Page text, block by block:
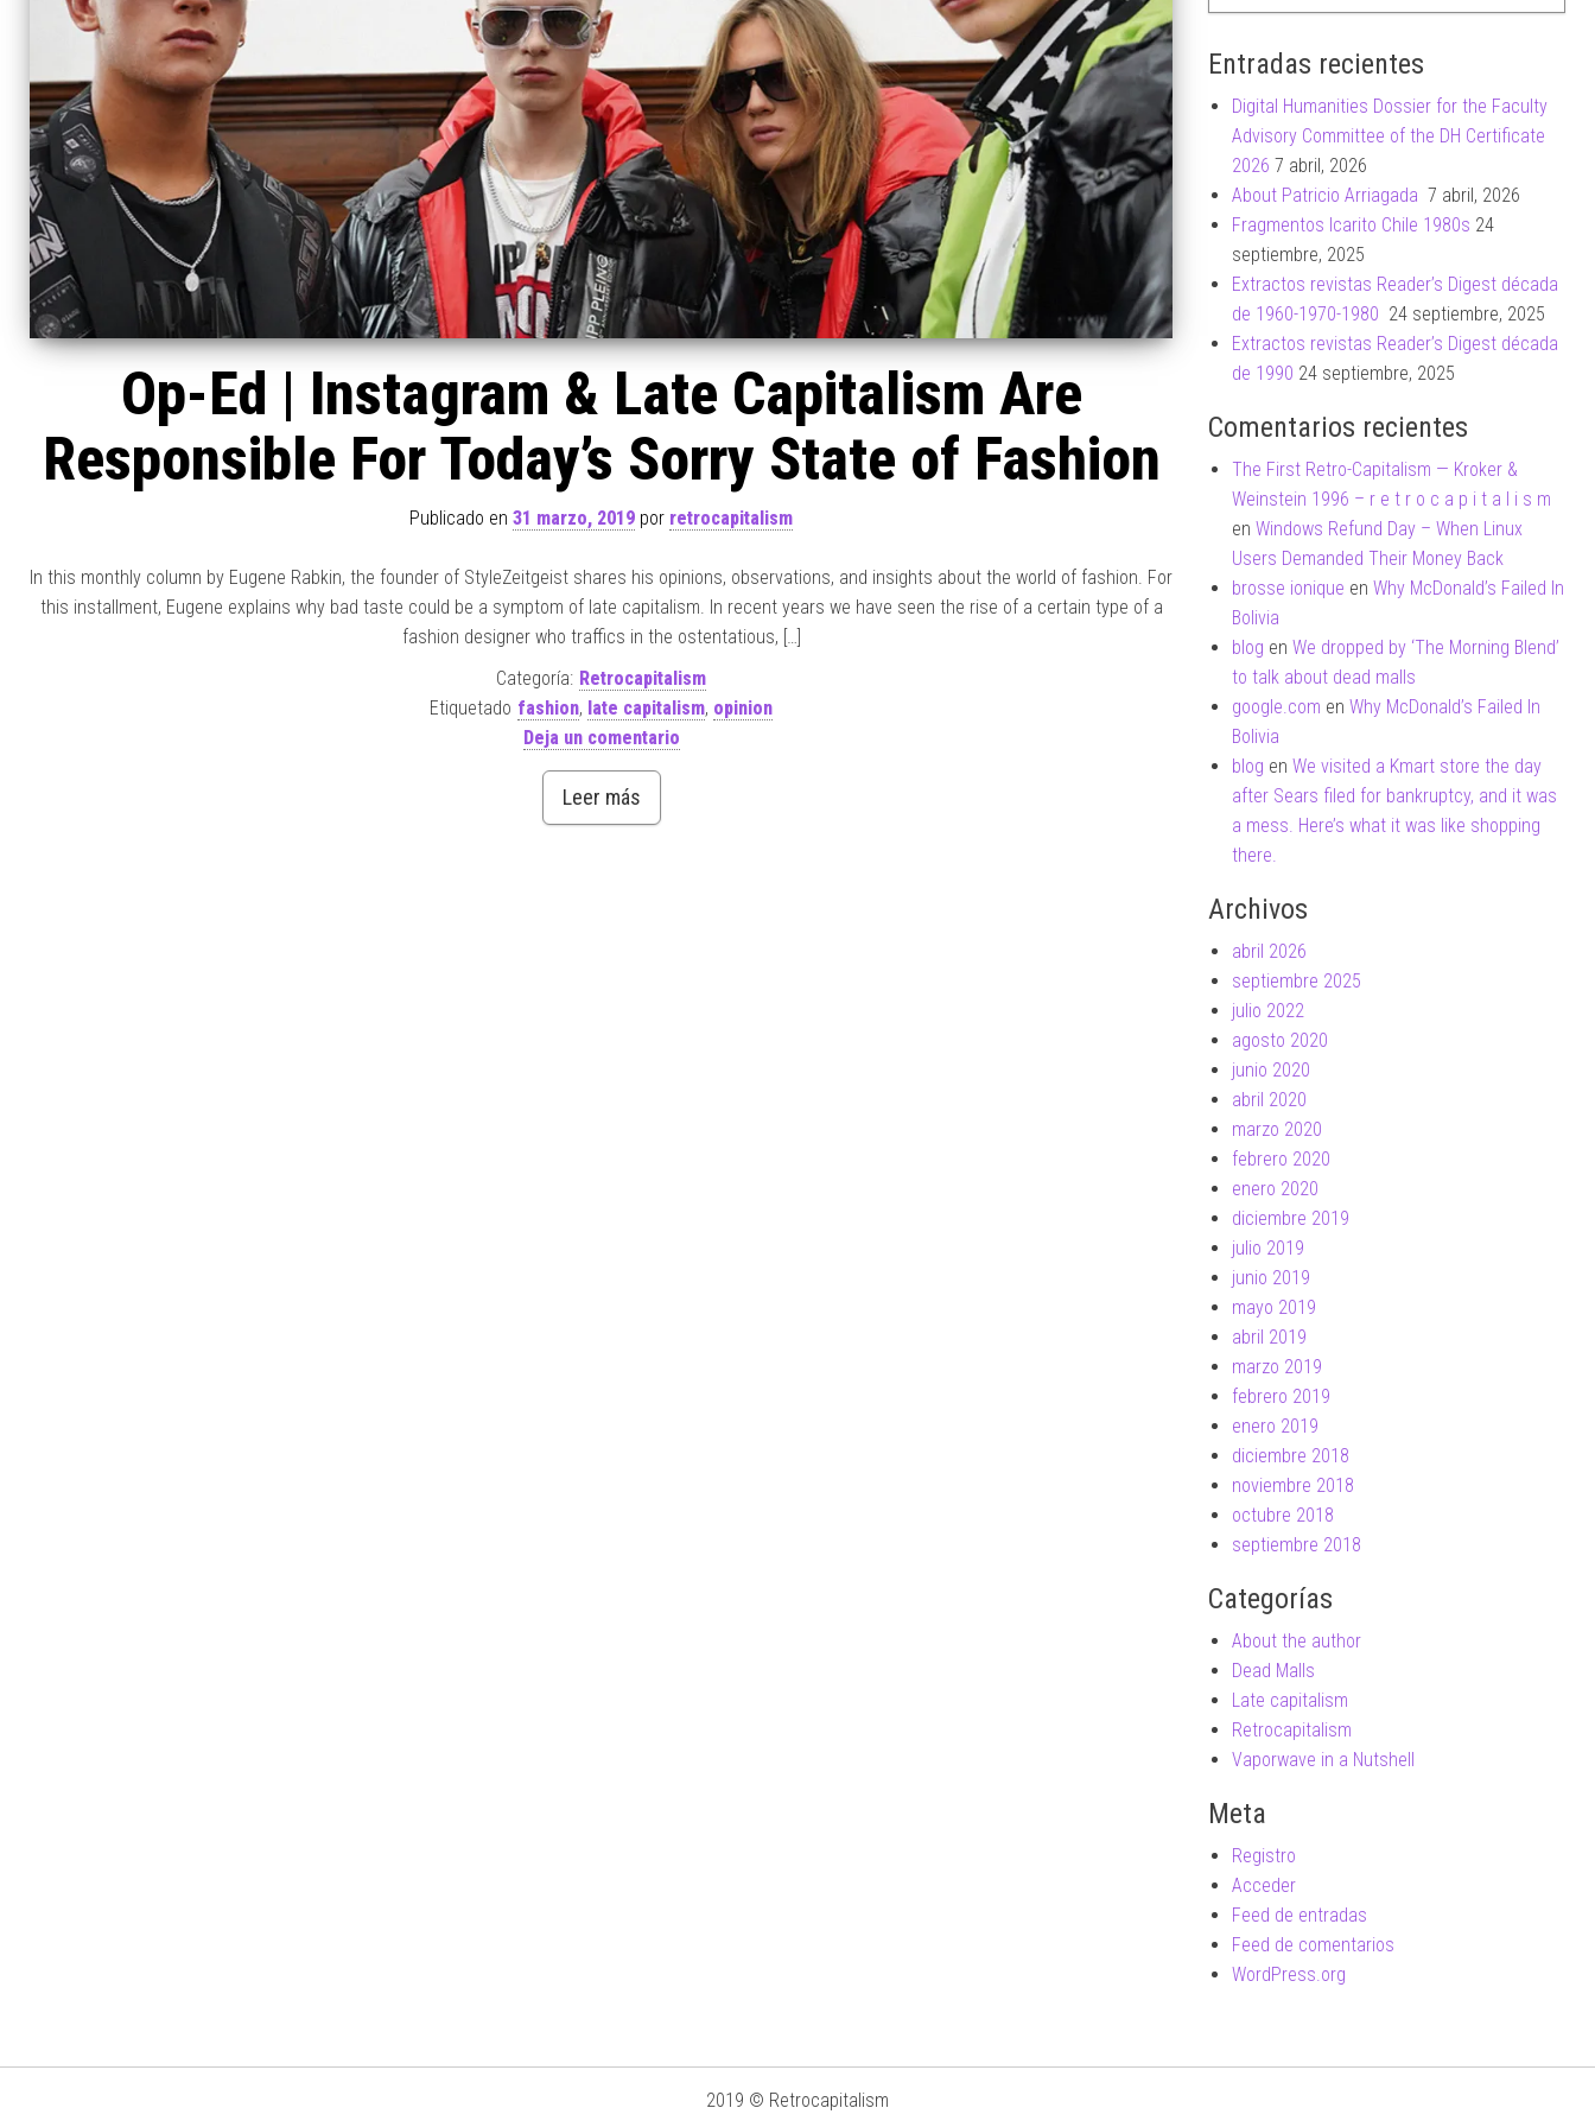
Op-Ed | Instagram & Late Capitalism Are
Responsible For Today’s Sorry State of Fashion
Publicado en 31 marzo, 2019 por retrocapitalism
In this monthly column by Eugene Rabkin, the founder of StyleZeitgeist shares his opinions, observations, and insights about the world of fashion. For
this installment, Eugene explains why bad taste could be a symptom of late capitalism. In recent years we have seen the rise of a certain type of a
fashion designer who traffics in the ostentatious, […]
Categoría: Retrocapitalism
Etiquetado fashion, late capitalism, opinion
Deja un comentario
Leer más
Entradas recientes
Digital Humanities Dossier for the Faculty
Advisory Committee of the DH Certificate
2026 7 abril, 2026
About Patricio Arriagada 7 abril, 2026
Fragmentos Icarito Chile 1980s 24
septiembre, 2025
Extractos revistas Reader’s Digest década
de 1960-1970-1980 24 septiembre, 2025
Extractos revistas Reader’s Digest década
de 1990 24 septiembre, 2025
Comentarios recientes
The First Retro-Capitalism — Kroker &
Weinstein 1996 – r e t r o c a p i t a l i s m
en Windows Refund Day – When Linux
Users Demanded Their Money Back
brosse ionique en Why McDonald’s Failed In
Bolivia
blog en We dropped by ‘The Morning Blend’
to talk about dead malls
google.com en Why McDonald’s Failed In
Bolivia
blog en We visited a Kmart store the day
after Sears filed for bankruptcy, and it was
a mess. Here’s what it was like shopping
there.
Archivos
abril 2026
septiembre 2025
julio 2022
agosto 2020
junio 2020
abril 2020
marzo 2020
febrero 2020
enero 2020
diciembre 2019
julio 2019
junio 2019
mayo 2019
abril 2019
marzo 2019
febrero 2019
enero 2019
diciembre 2018
noviembre 2018
octubre 2018
septiembre 2018
Categorías
About the author
Dead Malls
Late capitalism
Retrocapitalism
Vaporwave in a Nutshell
Meta
Registro
Acceder
Feed de entradas
Feed de comentarios
WordPress.org
2019 © Retrocapitalism